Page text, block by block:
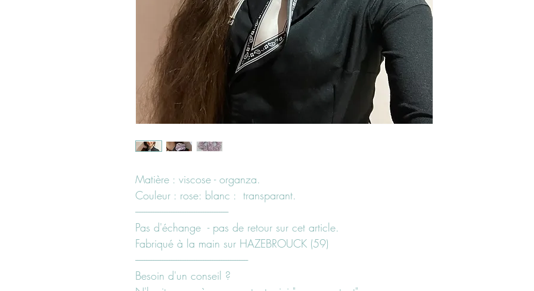
Matière : viscose - organza.
Couleur : rose: blanc : transparant.
----------------------------------------------------
Pas d'échange - pas de retour sur cet article.
Fabriqué à la main sur HAZEBROUCK (59)
---------------------------------------------------------------
Besoin d'un conseil ?